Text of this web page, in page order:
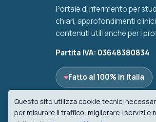
Portale di riferimento per
chiari, approfondimenti
contenuti utili anche per i
Partita IVA: 03648380834
♥Fatto al 100% in Italia
Questo sito utilizza cookie tecnici
per misurare il traffico, migliorare i servizi